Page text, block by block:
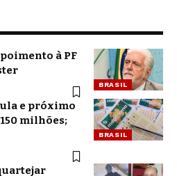
BRASIL
à PF
BRASIL
e próximo
milhões;